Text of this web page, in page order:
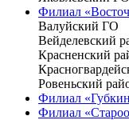
Филиал
Валуйский ГО
Вейделевский
Красненский
Ровеньский
Филиал
Филиал